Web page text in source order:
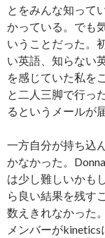
とをみんな知って
かっている。でも
いうことだった。
い英語、知らない
を感じていた私を
と二人三脚で行っ
るというメールが
一方自分が持ち込
かなかった。
は少し難しいかも
ら良い結果を残す
数えきれなかった
メンバーが